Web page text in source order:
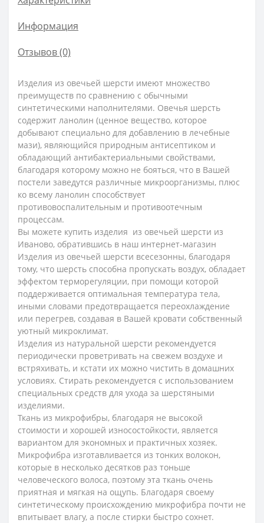
Информация
Отзывов (0)
Изделия из овечьей шерсти имеют множество
преимуществ по сравнению с обычными
синтетическими наполнителями. Овечья шерсть
содержит ланолин (ценное вещество, которое
добывают специально для добавлению в лечебные
мази), являющийся природным антисептиком и
обладающий антибактериальными свойствами,
благодаря которому можно не бояться, что в Вашей
постели заведутся различные микроорганизмы, плюс
ко всему ланолин способствует
противовоспалительным и противоотечным
процессам.
Вы можете купить изделия из овечьей шерсти из
Иваново, обратившись в наш интернет-магазин
Изделия из овечьей шерсти всесезонны, благодаря
тому, что шерсть способна пропускать воздух, обладает
эффектом терморегуляции, при помощи которой
поддерживается оптимальная температура тела,
иными словами предотвращается переохлаждение
или перегрев, создавая в Вашей кровати собственный
уютный микроклимат.
Изделия из натуральной шерсти рекомендуется
периодически проветривать на свежем воздухе и
встряхивать, и кстати их можно чистить в домашних
условиях. Стирать рекомендуется с использованием
специальных средств для ухода за шерстяными
изделиями.
Ткань из микрофибры, благодаря не высокой
стоимости и хорошей износостойкости, является
вариантом для экономных и практичных хозяек.
Микрофибра изготавливается из тонких волокон,
которые в несколько десятков раз тоньше
человеческого волоса, поэтому эта ткань очень
приятная и мягкая на ощупь. Благодаря своему
синтетическому происхождению микрофибра почти не
впитывает влагу, а после стирки быстро сохнет.